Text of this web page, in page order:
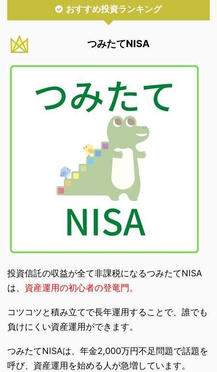
おすすめ投資ランキング
つみたてNISA
投資信託の収益が全て非課税になるつみたてNISA
は、 資産運用の初心者の登竜門。
コツコツと積み立てで長年運用することで、誰でも
負けにくい資産運用ができます。
つみたてNISAは、年金2,000万円不足問題で話題を
呼び、資産運用を始める人が急増しています。